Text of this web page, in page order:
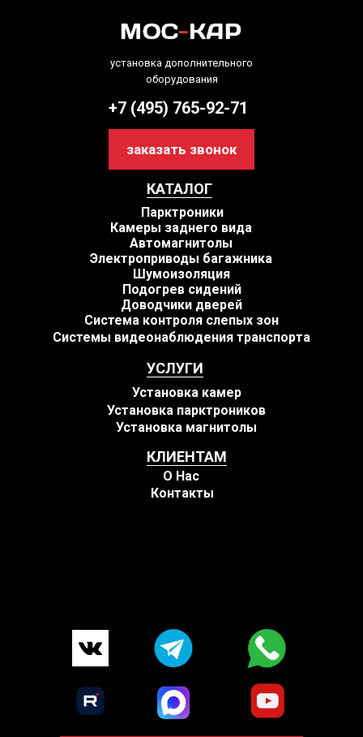
УСЛУГИ
КЛИЕНТАМ
КАТАЛОГ
+7 (495) 765-92-71
установка дополнительного
оборудования
Автомагнитолы
Шумоизоляция
Парктроники
Электроприводы багажника
Система контроля слепых зон
Системы видеонаблюдения транспорта
Камеры заднего вида
Подогрев сидений
заказать звонок
Доводчики дверей
Установка камер
О Нас
Контакты
Установка магнитолы
Установка парктроников